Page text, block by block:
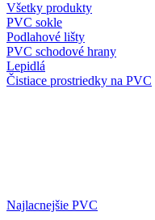
Všetky produkty
PVC sokle
Podlahové lišty
PVC schodové hrany
Lepidlá
Čistiace prostriedky na PVC
Najlacnejšie PVC